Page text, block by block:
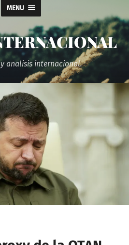
MENU
analisis internacional.